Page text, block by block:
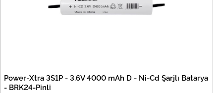
Power-Xtra 3S1P - 3.6V 4000 mAh D - Ni-Cd Şarjlı Batarya
- BRK24-Pinli